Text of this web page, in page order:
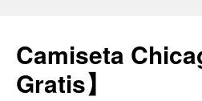
Camiseta
Gratis】